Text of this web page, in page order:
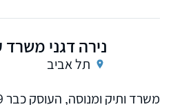
נירה דגני משרד
תל אביב